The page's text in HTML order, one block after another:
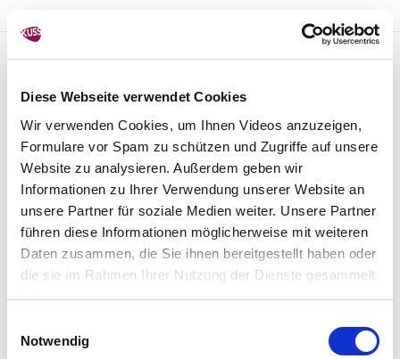
Diese Webseite verwendet Cookies
Wir verwenden Cookies, um Ihnen Videos anzuzeigen,
Formulare vor Spam zu schützen und Zugriffe auf unsere
Website zu analysieren. Außerdem geben wir
Informationen zu Ihrer Verwendung unserer Website an
unsere Partner für soziale Medien weiter. Unsere Partner
führen diese Informationen möglicherweise mit weiteren
Daten zusammen, die Sie ihnen bereitgestellt haben oder
die sie im Rahmen Ihrer Nutzung der Dienste gesammelt
haben.
Notwendig